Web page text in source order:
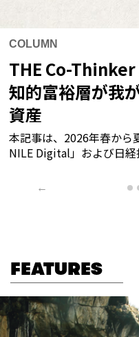
食
実践する医食同
厲愛茵
←
FEATURES